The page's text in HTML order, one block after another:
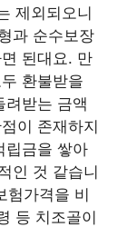
제외되오니
과 순수보장
된대요. 만
환불받을
려받는 금액
이 존재하지
립금을 쌓아
인 것 같습니
험가격을 비
등 치조골이